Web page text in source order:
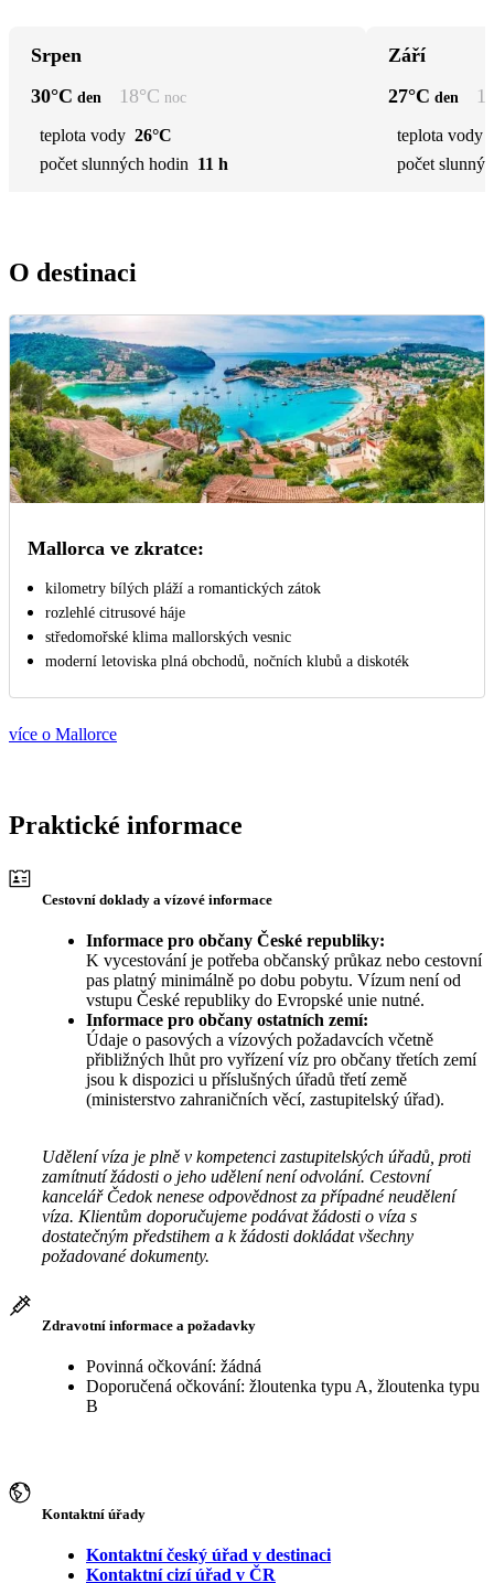
Srpen
30°C den 18°C noc
teplota vody 26°C
počet slunných hodin 11 h
Září
27°C den
teplota vody
počet
O destinaci
Mallorca ve zkratce:
kilometry bílých pláží a romantických zátok
rozlehlé citrusové háje
středomořské klima mallorských vesnic
moderní letoviska plná obchodů, nočních klubů a diskoték
více o Mallorce
Praktické informace
Cestovní doklady a vízové informace
Informace pro občany České republiky:
K vycestování je potřeba občanský průkaz nebo cestovní
pas platný minimálně po dobu pobytu. Vízum není od
vstupu České republiky do Evropské unie nutné.
Informace pro občany ostatních zemí:
Údaje o pasových a vízových požadavcích včetně
přibližných lhůt pro vyřízení víz pro občany třetích zemí
jsou k dispozici u příslušných úřadů třetí země
(ministerstvo zahraničních věcí, zastupitelský úřad).
Udělení víza je plně v kompetenci zastupitelských úřadů, proti
zamítnutí žádosti o jeho udělení není odvolání. Cestovní
kancelář Čedok nenese odpovědnost za případné neudělení
víza. Klientům doporučujeme podávat žádosti o víza s
dostatečným předstihem a k žádosti dokládat všechny
požadované dokumenty.
Zdravotní informace a požadavky
Povinná očkování: žádná
Doporučená očkování: žloutenka typu A, žloutenka typu
B
Kontaktní úřady
Kontaktní český úřad v destinaci
Kontaktní cizí úřad v ČR